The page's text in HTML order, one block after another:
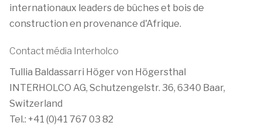
internationaux leaders de bûches et bois de
construction en provenance d'Afrique.
Contact média Interholco
Tullia Baldassarri Höger von Högersthal
INTERHOLCO AG, Schutzengelstr. 36, 6340 Baar,
Switzerland
Tel.: +41 (0)41 767 03 82